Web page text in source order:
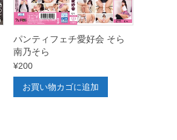
パンティフェチ愛好会 そら
南乃そら
¥200
お買い物カゴに追加